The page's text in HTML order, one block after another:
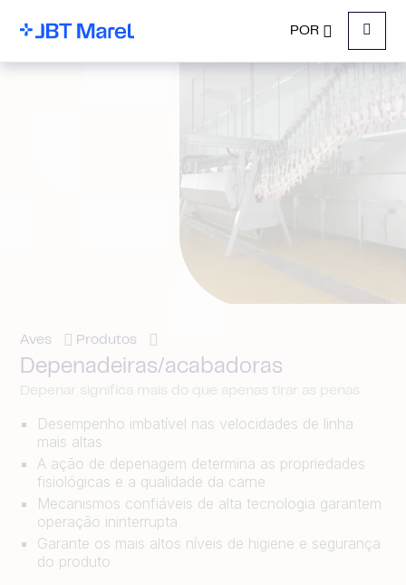
POR
Menu
Aves Produtos
Depenadeiras/acabadoras
Depenar significa mais do que apenas tirar as penas
Desempenho imbatível nas velocidades de linha
mais altas
A ação de depenagem determina as propriedades
fisiológicas e a qualidade da carne
Mecanismos confiáveis ​​de alta tecnologia garantem
operação ininterrupta
Garante os mais altos níveis de higiene e segurança
do produto